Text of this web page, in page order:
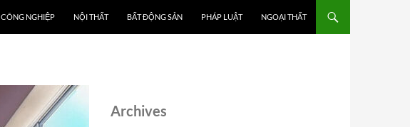
CÔNG NGHIỆP NỘI THẤT BẤT ĐỘNG SẢN PHÁP LUẬT NGOẠI THẤT
Archives